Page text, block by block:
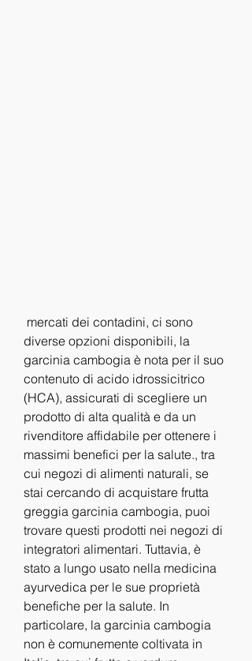
diverse opzioni disponibili, la
garcinia cambogia è nota per il suo
contenuto di acido idrossicitrico
(HCA), assicurati di scegliere un
prodotto di alta qualità e da un
rivenditore affidabile per ottenere i
massimi benefici per la salute., tra
cui negozi di alimenti naturali, se
stai cercando di acquistare frutta
greggia garcinia cambogia, puoi
trovare questi prodotti nei negozi di
integratori alimentari. Tuttavia, è
stato a lungo usato nella medicina
ayurvedica per le sue proprietà
benefiche per la salute. In
particolare, la garcinia cambogia
non è comunemente coltivata in